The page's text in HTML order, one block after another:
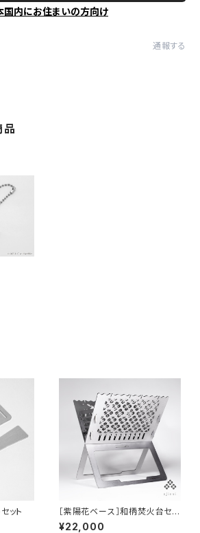
国内にお住まいの方向け
通報する
品
ット
［紫陽花ベース］和柄焚火台セッ
ト
¥22,000